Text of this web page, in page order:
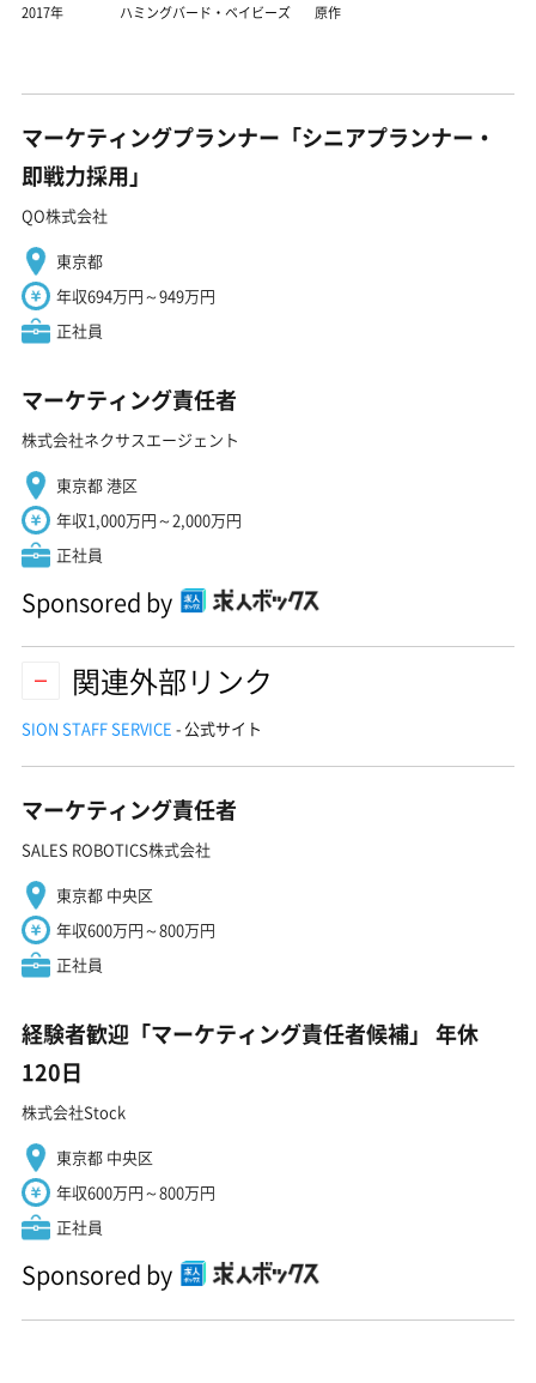
2017年 ハミングバード・ベイビーズ 原作
マーケティングプランナー「シニアプランナー・
即戦力採用」
QO株式会社
東京都
年収694万円～949万円
正社員
マーケティング責任者
株式会社ネクサスエージェント
東京都 港区
年収1,000万円～2,000万円
正社員
Sponsored by
関連外部リンク
SION STAFF SERVICE - 公式サイト
マーケティング責任者
SALES ROBOTICS株式会社
東京都 中央区
年収600万円～800万円
正社員
経験者歓迎「マーケティング責任者候補」 年休
120日
株式会社Stock
東京都 中央区
年収600万円～800万円
正社員
Sponsored by